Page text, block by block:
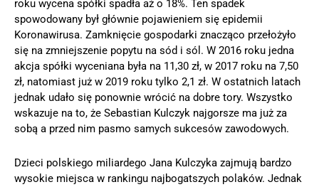
roku wycena spółki spadła aż o 18%. Ten spadek
spowodowany był głównie pojawieniem się epidemii
Koronawirusa. Zamknięcie gospodarki znacząco przełożyło
się na zmniejszenie popytu na sód i sól. W 2016 roku jedna
akcja spółki wyceniana była na 11,30 zł, w 2017 roku na 7,50
zł, natomiast już w 2019 roku tylko 2,1 zł. W ostatnich latach
jednak udało się ponownie wrócić na dobre tory. Wszystko
wskazuje na to, że Sebastian Kulczyk najgorsze ma już za
sobą a przed nim pasmo samych sukcesów zawodowych.
Dzieci polskiego miliardego Jana Kulczyka zajmują bardzo
wysokie miejsca w rankingu najbogatszych polaków. Jednak